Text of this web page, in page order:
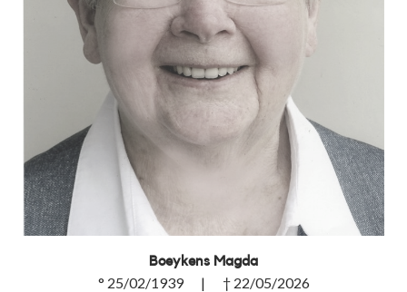
Boeykens Magda
° 25/02/1939 | † 22/05/2026